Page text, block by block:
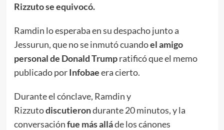
Rizzuto se equivocó.
Ramdin lo esperaba en su despacho junto a
Jessurun, que no se inmutó cuandoel amigo
personal de Donald Trumpratificó que el memo
publicado porInfobaeera cierto.
Durante el cónclave, Ramdin y
Rizzutodiscutierondurante 20 minutos, y la
conversaciónfue más alláde los cánones